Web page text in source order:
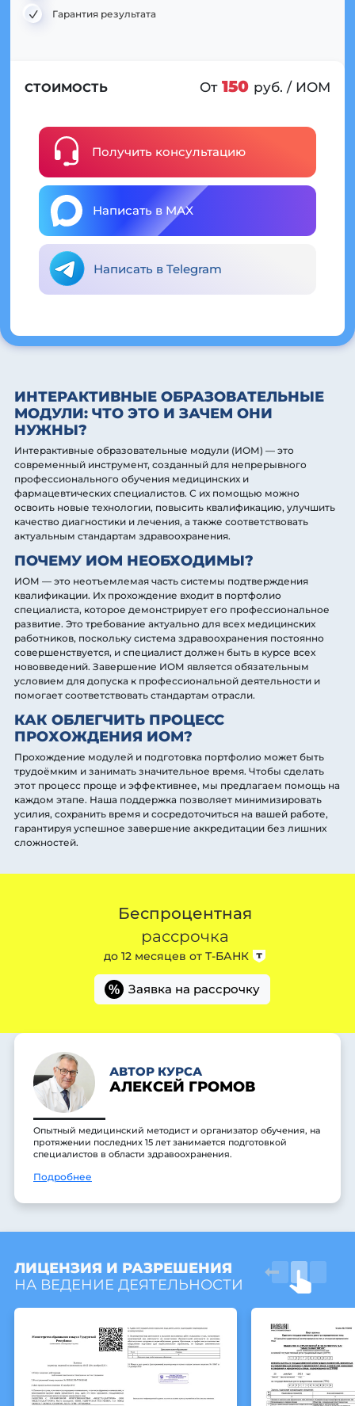
Гарантия результата
СТОИМОСТЬ От 150 руб. / ИОМ
Получить консультацию
Написать в MAX
Написать в Telegram
ИНТЕРАКТИВНЫЕ ОБРАЗОВАТЕЛЬНЫЕ
МОДУЛИ: ЧТО ЭТО И ЗАЧЕМ ОНИ
НУЖНЫ?
Интерактивные образовательные модули (ИОМ) — это
современный инструмент, созданный для непрерывного
профессионального обучения медицинских и
фармацевтических специалистов. С их помощью можно
освоить новые технологии, повысить квалификацию, улучшить
качество диагностики и лечения, а также соответствовать
актуальным стандартам здравоохранения.
ПОЧЕМУ ИОМ НЕОБХОДИМЫ?
ИОМ — это неотъемлемая часть системы подтверждения
квалификации. Их прохождение входит в портфолио
специалиста, которое демонстрирует его профессиональное
развитие. Это требование актуально для всех медицинских
работников, поскольку система здравоохранения постоянно
совершенствуется, и специалист должен быть в курсе всех
нововведений. Завершение ИОМ является обязательным
условием для допуска к профессиональной деятельности и
помогает соответствовать стандартам отрасли.
КАК ОБЛЕГЧИТЬ ПРОЦЕСС
ПРОХОЖДЕНИЯ ИОМ?
Прохождение модулей и подготовка портфолио может быть
трудоёмким и занимать значительное время. Чтобы сделать
этот процесс проще и эффективнее, мы предлагаем помощь на
каждом этапе. Наша поддержка позволяет минимизировать
усилия, сохранить время и сосредоточиться на вашей работе,
гарантируя успешное завершение аккредитации без лишних
сложностей.
Беспроцентная
рассрочка
до 12 месяцев от Т-БАНК
% Заявка на рассрочку
АВТОР КУРСА
АЛЕКСЕЙ ГРОМОВ
Опытный медицинский методист и организатор обучения, на
протяжении последних 15 лет занимается подготовкой
специалистов в области здравоохранения.
Подробнее
ЛИЦЕНЗИЯ И РАЗРЕШЕНИЯ
НА ВЕДЕНИЕ ДЕЯТЕЛЬНОСТИ